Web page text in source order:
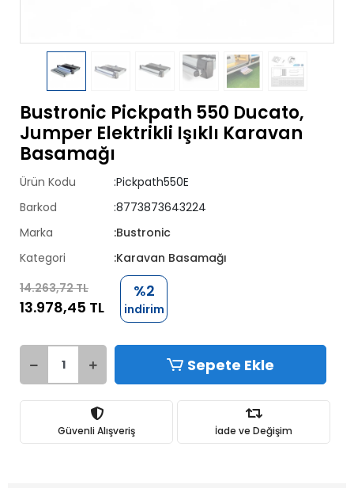
Bustronic Pickpath 550 Ducato,
Jumper Elektrikli Işıklı Karavan
Basamağı
Ürün Kodu
:Pickpath550E
Barkod
:8773873643224
Marka
:Bustronic
Kategori
:Karavan Basamağı
14.263,72 TL
13.978,45 TL
%2
indirim
Sepete Ekle
Güvenli Alışveriş İade ve Değişim